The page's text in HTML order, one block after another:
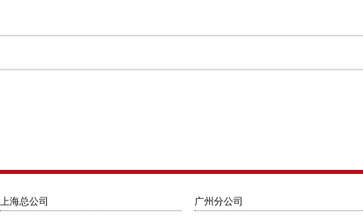
上海总公司 广州分公司